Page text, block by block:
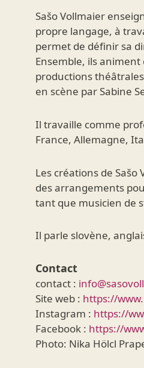
Sašo Vollmaier
propre langage, à
permet de définir sa
Ensemble, ils
productions
en scène par Sabine
Il travaille comme
France, Allemagne,
Les créations de
des arrangements
tant que musicien de
Il parle slovène,
Contact
contact :
Site web : https://
Instagram : https://
Facebook : https://
Photo: Nika Hölcl